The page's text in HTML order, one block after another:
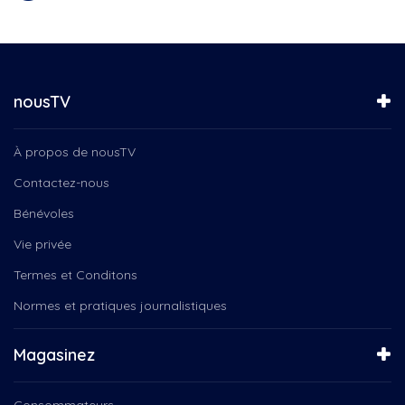
Les Braves de Valleyfield
Livre, auteur, littérature,...
Magie des Fêtes
Marie Claudel
MBA
Microbrasserie le lion bleu
Mélanie Calvé
NousTV
Spectacle du groupe vocal...
Tam Ti Delam : Humain
Tam Ti Delam : La boîte de...
Tel Quel
Un Noël emballant
Visite guidée - Valleyfield
Vivre Valleyfield
Ça bouge en région
Ça Roule.tv
École de musique de La Baie,...
Élections municipales 2017
nousTV
À propos de nousTV
Contactez-nous
Bénévoles
Vie privée
Termes et Conditons
Normes et pratiques journalistiques
Magasinez